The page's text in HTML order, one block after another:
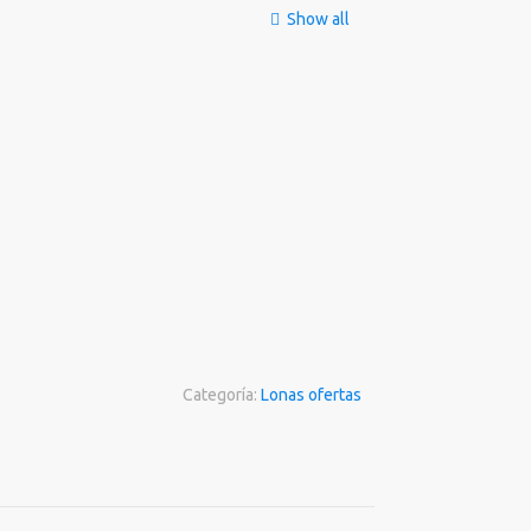
Show all
Categoría:Lonas ofertas